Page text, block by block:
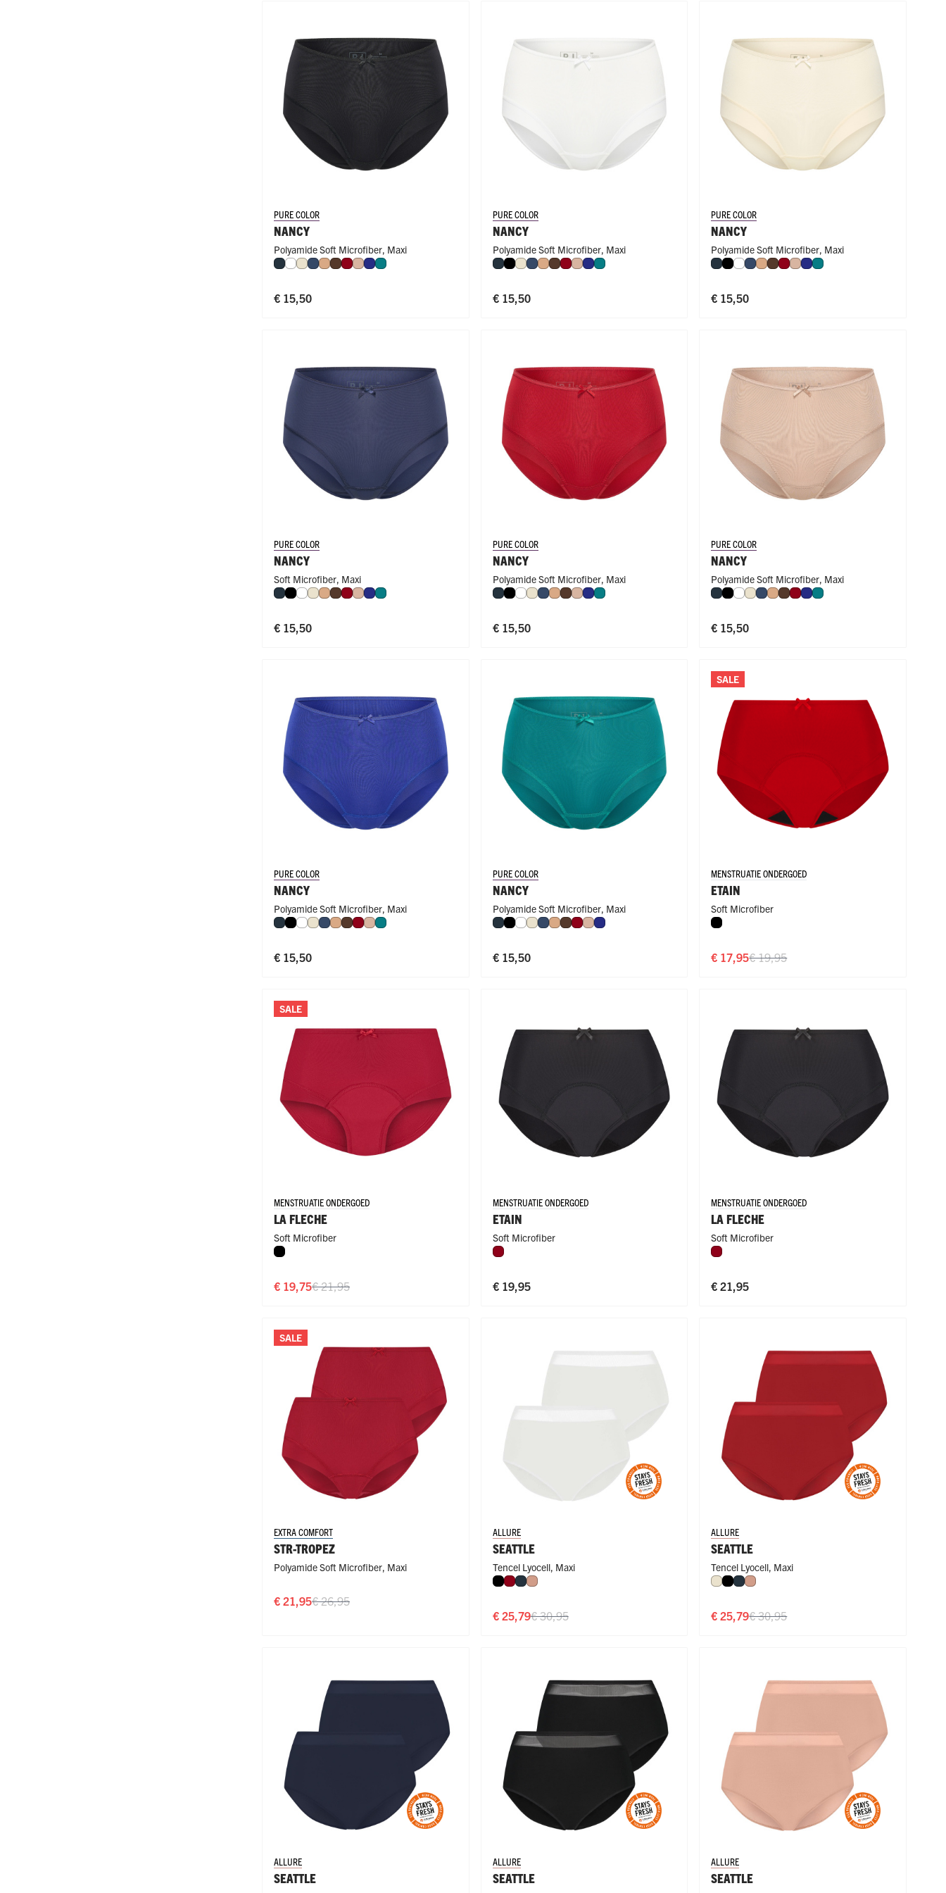
PURE COLOR
NANCY
Polyamide Soft Microfiber, Maxi
Navy
WitIvoorDonkerblauw
Cappuccino
Espresso
Donkerrood
Caffè Latte
Royal Blue
Smaragd
€ 15,50
PURE COLOR
NANCY
Polyamide Soft Microfiber, Maxi
NavyZwart
IvoorDonkerblauw
Cappuccino
Espresso
Donkerrood
Caffè Latte
Royal Blue
Smaragd
€ 15,50
PURE COLOR
NANCY
Polyamide Soft Microfiber, Maxi
NavyZwart
WitDonkerblauw
Cappuccino
Espresso
Donkerrood
Caffè Latte
Royal Blue
Smaragd
€ 15,50
PURE COLOR
NANCY
Soft Microfiber, Maxi
NavyZwart
WitIvoorCappuccino
Espresso
Donkerrood
Caffè Latte
Royal Blue
Smaragd
€ 15,50
PURE COLOR
NANCY
Polyamide Soft Microfiber, Maxi
NavyZwart
WitIvoorDonkerblauw
Cappuccino
Espresso
Caffè Latte
Royal Blue
Smaragd
€ 15,50
PURE COLOR
NANCY
Polyamide Soft Microfiber, Maxi
NavyZwart
WitIvoorDonkerblauw
Cappuccino
Espresso
Donkerrood
Royal Blue
Smaragd
€ 15,50
PURE COLOR
NANCY
Polyamide Soft Microfiber, Maxi
NavyZwart
WitIvoorDonkerblauw
Cappuccino
Espresso
Donkerrood
Caffè Latte
Smaragd
€ 15,50
PURE COLOR
NANCY
Polyamide Soft Microfiber, Maxi
NavyZwart
WitIvoorDonkerblauw
Cappuccino
Espresso
Donkerrood
Caffè Latte
Royal Blue
€ 15,50
SALE
MENSTRUATIE ONDERGOED
ETAIN
Soft Microfiber
Zwart
€ 17,95€ 19,95
SALE
MENSTRUATIE ONDERGOED
LA FLECHE
Soft Microfiber
Zwart
€ 19,75€ 21,95
MENSTRUATIE ONDERGOED
ETAIN
Soft Microfiber
Donkerrood
€ 19,95
MENSTRUATIE ONDERGOED
LA FLECHE
Soft Microfiber
Donkerrood
€ 21,95
SALE
EXTRA COMFORT
STR-TROPEZ
Polyamide Soft Microfiber, Maxi
€ 21,95€ 26,95
ALLURE
SEATTLE
Tencel Lyocell, Maxi
Zwart
Donkerrood
NavyMisty Rose
€ 25,79€ 30,95
ALLURE
SEATTLE
Tencel Lyocell, Maxi
IvoorZwart
NavyMisty Rose
€ 25,79€ 30,95
ALLURE
SEATTLE
ALLURE
SEATTLE
ALLURE
SEATTLE